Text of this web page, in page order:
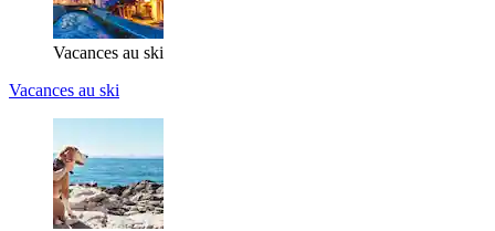
Vacances au ski
Vacances au ski